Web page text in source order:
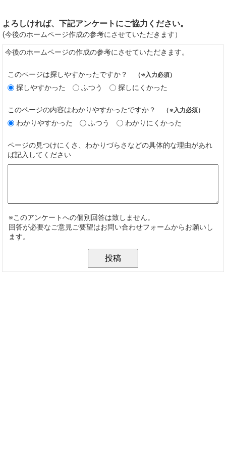
よろしければ、下記アンケートにご協力ください。
(今後のホームページ作成の参考にさせていただきます）
今後のホームページの作成の参考にさせていただきます。
このページは探しやすかったですか？ （※入力必須）
探しやすかった ふつう 探しにくかった
このページの内容はわかりやすかったですか？ （※入力必須）
わかりやすかった ふつう わかりにくかった
ページの見つけにくさ、わかりづらさなどの具体的な理由があれ
ば記入してください
※このアンケートへの個別回答は致しません。
回答が必要なご意見ご要望はお問い合わせフォームからお願いし
ます。